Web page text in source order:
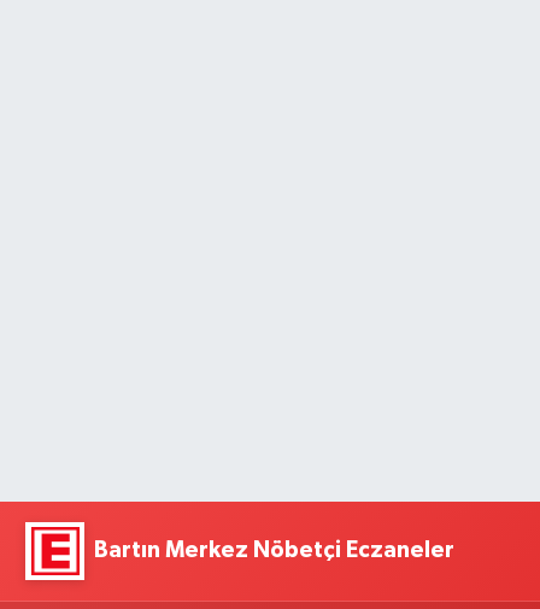
Bartın Merkez Nöbetçi Eczaneler